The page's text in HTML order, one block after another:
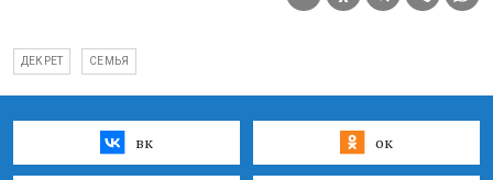
ДЕКРЕТ СЕМЬЯ
вк ок